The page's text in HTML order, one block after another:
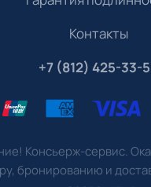
Контакты
+7 (812) 425-33-
Консьерж-сервис.
бронированию и